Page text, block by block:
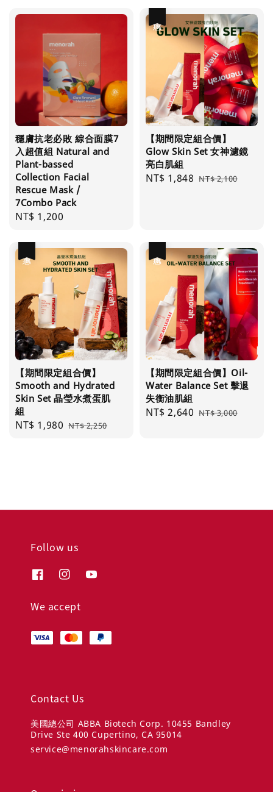
穩膚抗老必敗 綜合面膜7
入超值組 Natural and
Plant-bassed
Collection Facial
Rescue Mask /
7Combo Pack
Regular
NT$ 1,200
【期間限定組合價】
Glow Skin Set 女神濾鏡
亮白肌組
Sale
NT$ 1,848 Regular
NT$ 2,100
【期間限定組合價】
Smooth and Hydrated
Skin Set 晶瑩水煮蛋肌
組
Sale
NT$ 1,980 Regular
NT$ 2,250
【期間限定組合價】Oil-
Water Balance Set 擊退
失衡油肌組
Sale
NT$ 2,640 Regular
NT$ 3,000
Follow us
We accept
Contact Us
美國總公司 ABBA Biotech Corp. 10455 Bandley
Drive Ste 400 Cupertino, CA 95014
service@menorahskincare.com